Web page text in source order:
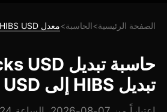
الصفحة الرئيسية>الحاسبة>معدل HIBS USD
تبديل HIBS إلى USD